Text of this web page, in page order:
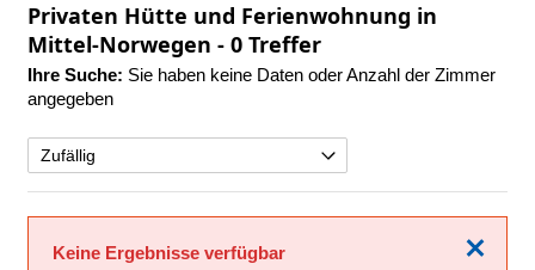
Privaten Hütte und Ferienwohnung in
Mittel-Norwegen - 0 Treffer
Ihre Suche: Sie haben keine Daten oder Anzahl der Zimmer
angegeben
Schließen
Keine Ergebnisse verfügbar